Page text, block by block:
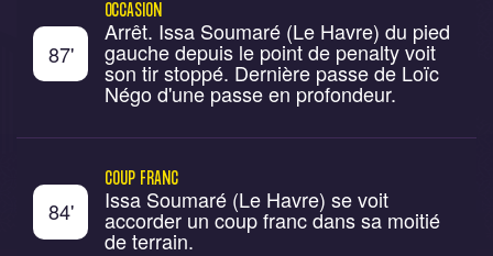
87'
OCCASION
Arrêt. Issa Soumaré (Le Havre) du pied
gauche depuis le point de penalty voit
son tir stoppé. Dernière passe de Loïc
Négo d'une passe en profondeur.
84'
COUP FRANC
Issa Soumaré (Le Havre) se voit
accorder un coup franc dans sa moitié
de terrain.